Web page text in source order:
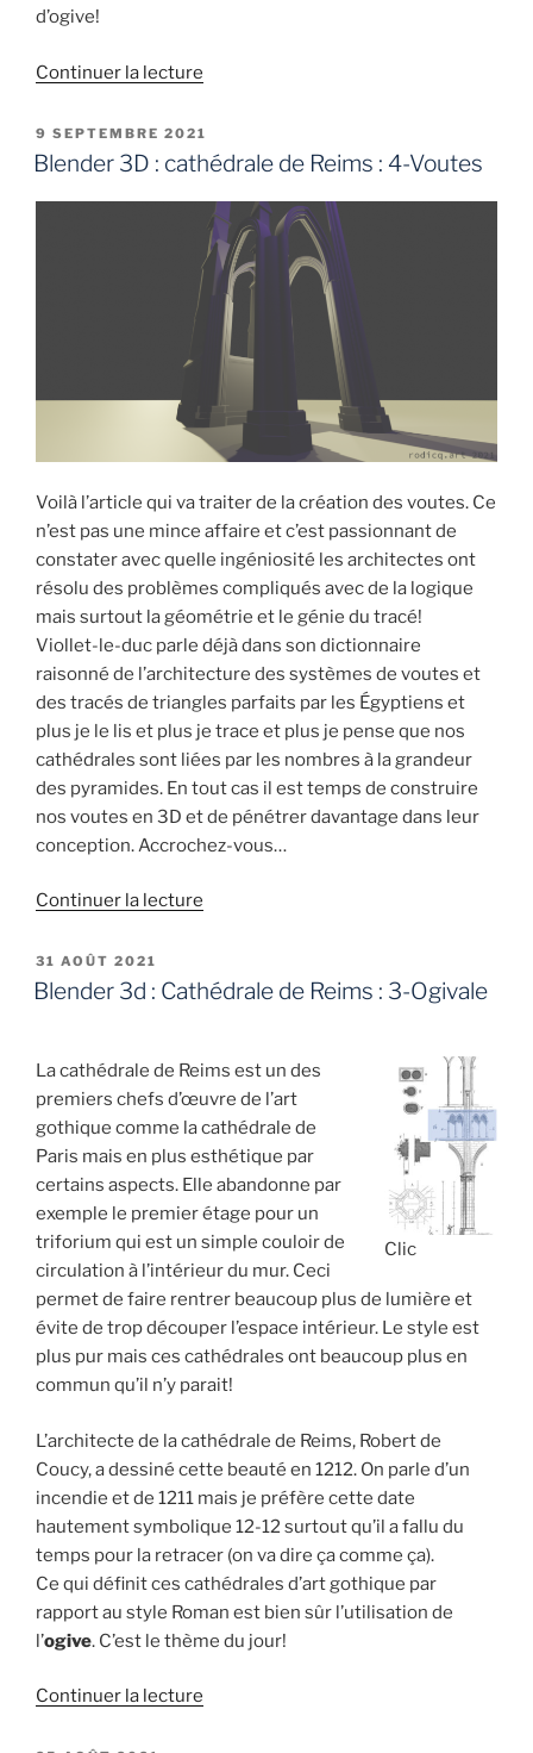
d’ogive!
Continuer la lecture
:
Reims
5-
Croisée
d’ogive »
PUBLIÉ
LE
9 SEPTEMBRE 2021
Blender 3D : cathédrale de Reims : 4-Voutes
Voilà l’article qui va traiter de la création des voutes. Ce
n’est pas une mince affaire et c’est passionnant de
constater avec quelle ingéniosité les architectes ont
résolu des problèmes compliqués avec de la logique
mais surtout la géométrie et le génie du tracé!
Viollet-le-duc parle déjà dans son dictionnaire
raisonné de l’architecture des systèmes de voutes et
des tracés de triangles parfaits par les Égyptiens et
plus je le lis et plus je trace et plus je pense que nos
cathédrales sont liées par les nombres à la grandeur
des pyramides. En tout cas il est temps de construire
nos voutes en 3D et de pénétrer davantage dans leur
conception. Accrochez-vous…
Continuer la lecture
:
Reims
:
4-
Voutes »
PUBLIÉ
LE
31 AOÛT 2021
Blender 3d : Cathédrale de Reims : 3-Ogivale
Clic
La cathédrale de Reims est un des
premiers chefs d’œuvre de l’art
gothique comme la cathédrale de
Paris mais en plus esthétique par
certains aspects. Elle abandonne par
exemple le premier étage pour un
triforium qui est un simple couloir de
circulation à l’intérieur du mur. Ceci
permet de faire rentrer beaucoup plus de lumière et
évite de trop découper l’espace intérieur. Le style est
plus pur mais ces cathédrales ont beaucoup plus en
commun qu’il n’y parait!
L’architecte de la cathédrale de Reims, Robert de
Coucy, a dessiné cette beauté en 1212. On parle d’un
incendie et de 1211 mais je préfère cette date
hautement symbolique 12-12 surtout qu’il a fallu du
temps pour la retracer (on va dire ça comme ça).
Ce qui définit ces cathédrales d’art gothique par
rapport au style Roman est bien sûr l’utilisation de
l’ogive. C’est le thème du jour!
Continuer la lecture